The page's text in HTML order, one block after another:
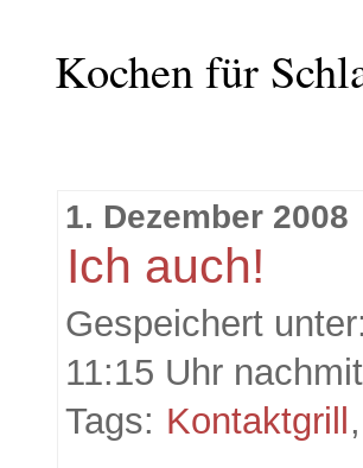
Kochen für
1. Dezember 2008
Ich auch!
Gespeichert unter:
11:15 Uhr
Tags: Kontaktgrill,